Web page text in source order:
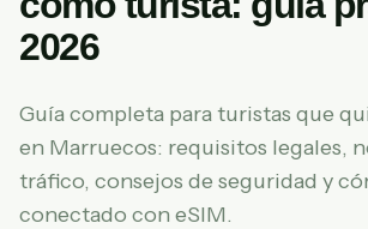
2026
Guía completa para turistas que
en Marruecos: requisitos legales,
tráfico, consejos de seguridad y
conectado con eSIM.